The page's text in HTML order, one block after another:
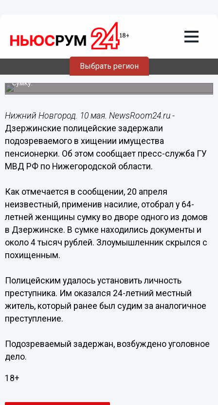
Выбрать регион
10.05.201510:02
Ограбивший пенсионерку 24-летний
мужчина задержан в Дзержинске
Злоумышленник, применив насилие, отобрал у женщины
сумку.
Нижний Новгород. 10 мая. NewsRoom24.ru -
Дзержинские полицейские задержали
подозреваемого в хищении имущества
пенсионерки. Об этом сообщает пресс-служба ГУ
МВД РФ по Нижегородской области.
Как отмечается в сообщении, 20 апреля
неизвестный, применив насилие, отобрал у 64-
летней женщины сумку во дворе одного из домов
в Дзержинске. В сумке находились документы и
около 4 тысяч рублей. Злоумышленник скрылся с
похищенным.
Полицейским удалось установить личность
преступника. Им оказался 24-летний местный
житель, который ранее был судим за аналогичное
преступление.
Подозреваемый задержан, возбуждено уголовное
дело.
18+